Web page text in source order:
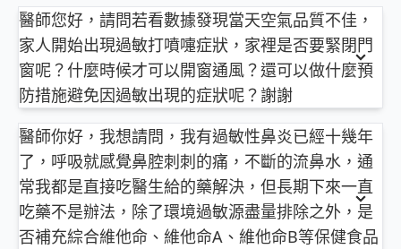
有時，也可先點點雙氧水或化耳垢的藥水，待其軟
化，再行取出。
若真的沒辦法，避免造成外耳道受傷，就到開刀房
裏，麻醉後處理。
不論是夾耳屎或外耳道異物取出，建議找耳鼻喉科醫
至於耳朵痛，在看不到耳膜的情況下，評估看看有無
中耳炎的可能，有無出現發燒、濃鼻涕等感冒症狀，
並檢查一下喉嚨，在取出通氣管前，需要吃藥就先吃
藥吧！
抗組織胺常用於過敏性鼻炎丶尋麻疹與上呼吸道疾病
(例如感冒)，常見副作用為嗜睡、囗乾、頭痛、疲勞
等，這些資訊網路上都有，我也嘗試著查了一些所謂
的負面評語，發現這些網友吃藥後一旦遇上藥物副作
用(其中也包括些較罕見的副作用)，都沒有回診跟開
藥醫師討論或是尋求其他醫師(西藥的問題還是建議與
西醫師討論)或是專業藥師的意見，其實，每一種藥都
有其副作用，但是因人而異，同一種抗組織胺有的人
吃會嗜睡，有的人則會睡不著，完全相反，所以吃藥
之後有任何不良反應，都需再跟醫師或藥師討論，進
一步調整用藥，方能兼顧療效且不產生副作用，畢竟
醫師您好，請問若看數據發現當天空氣品質不佳，
家人開始出現過敏打噴嚏症狀，家裡是否要緊閉門
窗呢？什麼時候才可以開窗通風？還可以做什麼預
防措施避免因過敏出現的症狀呢？謝謝
一旦知道戶外霧霾嚴重，先緊閉門窗，並打開家裏的
空氣清淨機，目前，比較好一點的空氣清淨機都有即
時偵測的功能，另外，你可以下載一些手機可以偵測
即時空氣狀況的App，原則上，戶外空氣差，就善用
室內空調與清淨機。
醫師你好，我想請問，我有過敏性鼻炎已經十幾年
了，呼吸就感覺鼻腔刺刺的痛，不斷的流鼻水，通
常我都是直接吃醫生給的藥解決，但長期下來一直
吃藥不是辦法，除了環境過敏源盡量排除之外，是
否補充綜合維他命、維他命A、維他命B等保健食品